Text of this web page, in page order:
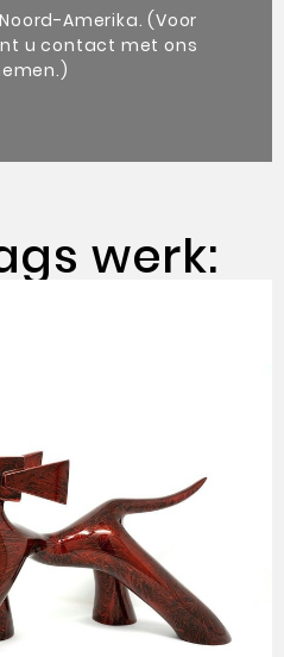
Amerika. (Voor
u contact met ons
werk: